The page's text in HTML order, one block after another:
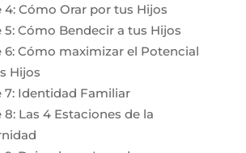
4: Cómo Orar por tus Hijos
5: Cómo Bendecir a tus Hijos
6: Cómo maximizar el Potencial
Hijos
7: Identidad Familiar
8: Las 4 Estaciones de la